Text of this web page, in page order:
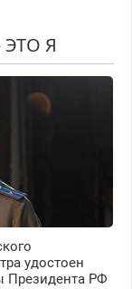
ЭТО Я
удостоен
Президента РФ